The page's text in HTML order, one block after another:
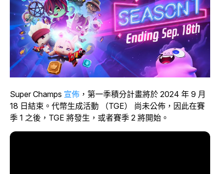
Super Champs 宣佈 ，第一季積分計畫將於 2024 年 9 月
18 日結束。代幣生成活動 （TGE） 尚未公佈，因此在賽
季 1 之後，TGE 將發生，或者賽季 2 將開始。